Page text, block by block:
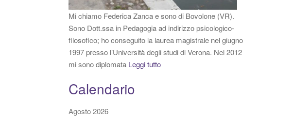
Mi chiamo Federica Zanca e sono di Bovolone (VR).
Sono Dott.ssa in Pedagogia ad indirizzo psicologico-
filosofico; ho conseguito la laurea magistrale nel giugno
1997 presso l’Università degli studi di Verona. Nel 2012
mi sono diplomata Leggi tutto
Calendario
Agosto 2026